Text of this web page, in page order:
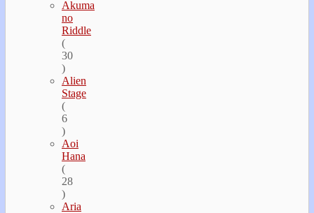
Akuma
no
Riddle
(
30
)
Alien
Stage
(
6
)
Aoi
Hana
(
28
)
Aria